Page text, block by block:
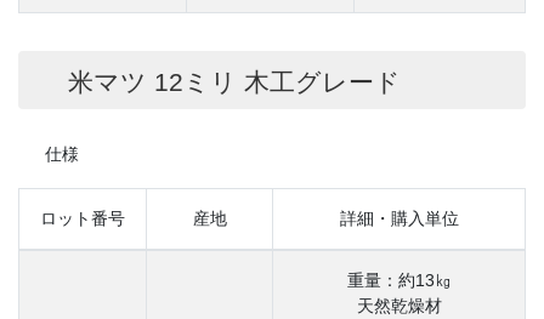
米マツ 12ミリ 木工グレード
仕様
ロット番号 産地 詳細・購入単位
重量：約13㎏
天然乾燥材